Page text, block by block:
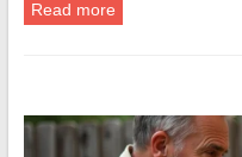
Read more